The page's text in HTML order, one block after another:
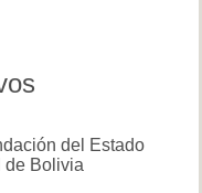
del Estado
de Bolivia